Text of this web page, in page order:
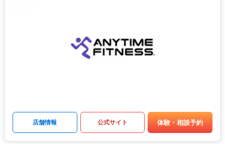
店舗情報 公式サイト 体験・相談予約